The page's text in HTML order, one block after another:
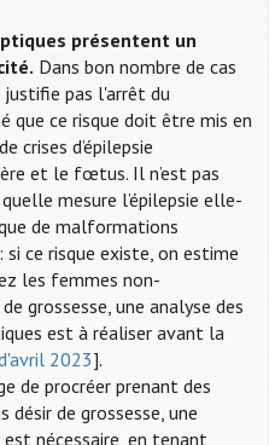
présentent un
Dans bon nombre de cas
justifie pas l'arrêt du
ce risque doit être mis en
crises d’épilepsie
et le fœtus. Il n’est pas
mesure l’épilepsie elle-
de malformations
ce risque existe, on estime
les femmes non-
grossesse, une analyse des
est à réaliser avant la
2023].
de procréer prenant des
de grossesse, une
nécessaire, en tenant